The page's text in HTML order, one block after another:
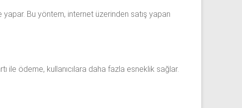
Bu yöntem, internet üzerinden satış yapan
ile ödeme, kullanıcılara daha fazla esneklik sağlar.